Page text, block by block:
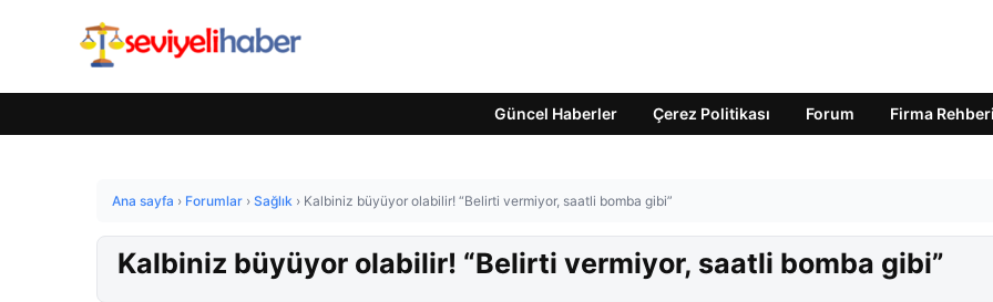
Güncel Haberler Çerez Politikası Forum Firma Rehberi
Ana sayfa › Forumlar › Sağlık › Kalbiniz büyüyor olabilir! “Belirti vermiyor, saatli bomba gibi”
Kalbiniz büyüyor olabilir! “Belirti vermiyor, saatli bomba gibi”